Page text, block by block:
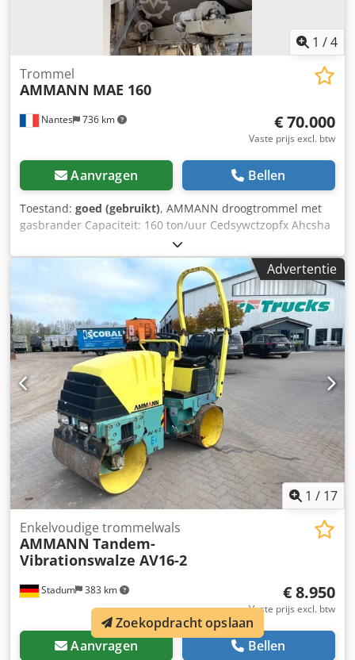
1 /4
Nantes 736 km
Trommel
AMMANN MAE 160
€ 70.000
Vaste prijs excl. btw
Aanvragen Bellen
Toestand: goed (gebruikt), AMMANN droogtrommel met
gasbrander Capaciteit: 160 ton/uur Cedsywctzopfx Ahcsha
Advertentie
1 / 17
Stadum 383 km
Enkelvoudige trommelwals
AMMANN Tandem-
Vibrationswalze AV16-2
€ 8.950
Vaste prijs excl. btw
Aanvragen Bellen
Zoekopdracht opslaan